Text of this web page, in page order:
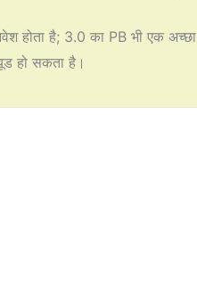
होता है; 3.0 का PB भी एक अच्छा
हो सकता है।